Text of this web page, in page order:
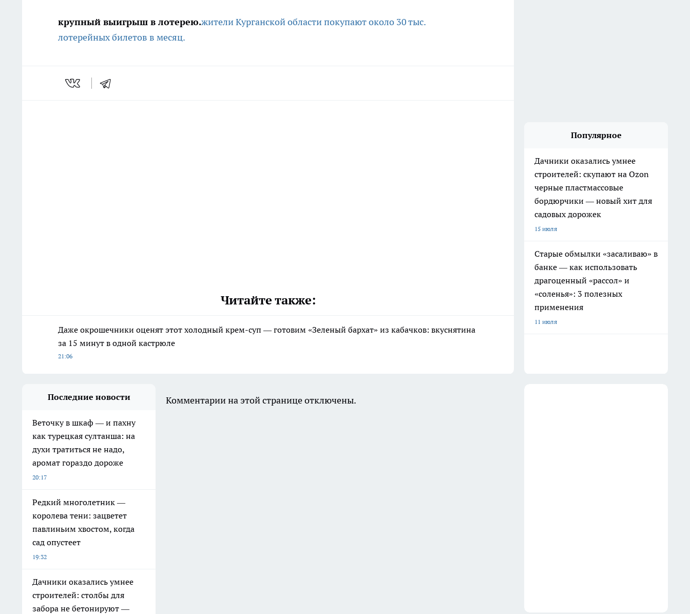
крупный выигрыш в лотерею.жители Курганской области покупают около 30 тыс.
лотерейных билетов в месяц.
Читайте также:
Даже окрошечники оценят этот холодный крем-суп — готовим «Зеленый бархат» из кабачков: вкуснятина
за 15 минут в одной кастрюле
21:06
Популярное
Дачники оказались умнее
строителей: скупают на Ozon
черные пластмассовые
бордюрчики — новый хит для
садовых дорожек
15 июля
Старые обмылки «засаливаю» в
банке — как использовать
драгоценный «рассол» и
«соленья»: 3 полезных
применения
11 июля
Последние новости
Веточку в шкаф — и пахну
как турецкая султанша: на
духи тратиться не надо,
аромат гораздо дороже
20:17
Редкий многолетник —
королева тени: зацветет
павлиньим хвостом, когда
сад опустеет
19:32
Дачники оказались умнее
строителей: столбы для
забора не бетонируют —
Комментарии на этой странице отключены.